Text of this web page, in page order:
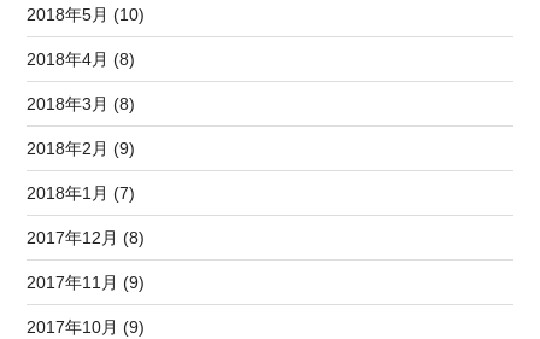
2018年5月 (10)
2018年4月 (8)
2018年3月 (8)
2018年2月 (9)
2018年1月 (7)
2017年12月 (8)
2017年11月 (9)
2017年10月 (9)